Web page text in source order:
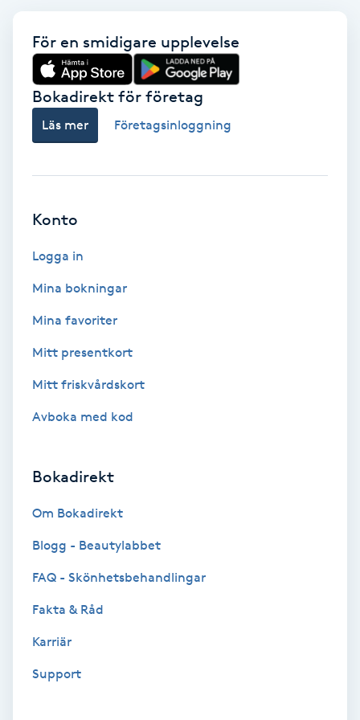
Face framing
Faceliftmassage
Fillers
Fotvård
Fransborttagning
Fransfärgning
Fransförlängning
Fransförlängning Megavolym
För en smidigare upplevelse
Bokadirekt för företag
Läs mer Företagsinloggning
Konto
Logga in
Mina bokningar
Mina favoriter
Mitt presentkort
Mitt friskvårdskort
Avboka med kod
Bokadirekt
Om Bokadirekt
Blogg - Beautylabbet
FAQ - Skönhetsbehandlingar
Fakta & Råd
Karriär
Support